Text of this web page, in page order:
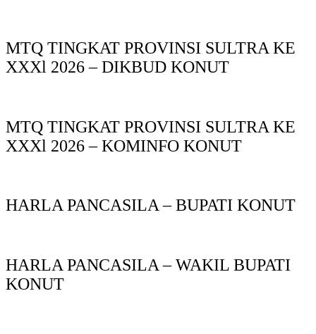
MTQ TINGKAT PROVINSI SULTRA KE
XXXl 2026 – DIKBUD KONUT
MTQ TINGKAT PROVINSI SULTRA KE
XXXl 2026 – KOMINFO KONUT
HARLA PANCASILA – BUPATI KONUT
HARLA PANCASILA – WAKIL BUPATI
KONUT